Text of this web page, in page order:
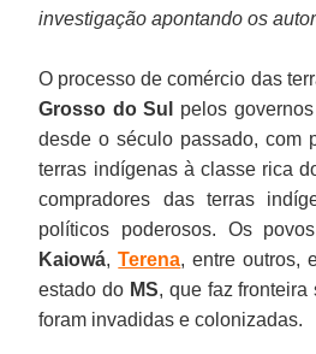
investigação apontando os
O processo de comércio das
Grosso do Sul
pelos
desde o século passado, com
terras indígenas à classe rica
compradores das terras
políticos poderosos. Os
Kaiowá,Terena, entre outros,
estado do MS, que faz fronteira
foram invadidas e colonizadas.